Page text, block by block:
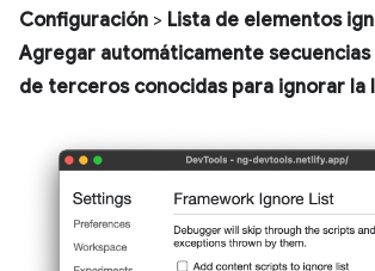
Configuración > Lista de elementos
Agregar automáticamente secuencias
de terceros conocidas para ignorar la